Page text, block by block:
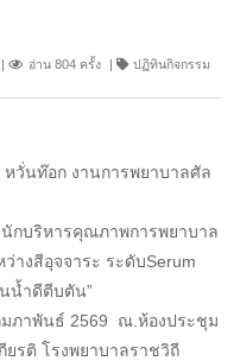
อ่าน 804 ครั้ง ปฏิทินกิจกรรม
วั่นท๊อก งานการพยาบาลศัล
นักบริหารคุณภาพการพยาบาล
างสีอุจจาระ ระดับSerum
นน้ำดีตีบตัน”
มภาพันธ์ 2569 ณ.ห้องประชุม
รติ โรงพยาบาลราชวิถี